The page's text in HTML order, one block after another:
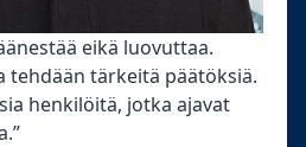
äänestää eikä luovuttaa.
tehdään tärkeitä päätöksiä.
henkilöitä, jotka ajavat